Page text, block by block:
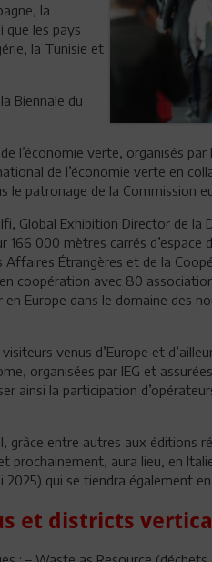
la
que les pays
la Tunisie et
Biennale du
l’économie verte, organisés par
de l’économie verte en
le patronage de la Commission
Global Exhibition Director de la
000 mètres carrés d’espace
Affaires Étrangères et de la
coopération avec 80
en Europe dans le domaine des
venus d’Europe et
organisées par IEG et
ainsi la participation
grâce entre autres aux éditions
prochainement, aura lieu, en
qui se tiendra également
et districts